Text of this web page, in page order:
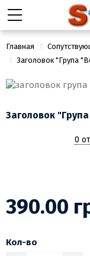
Главная
Заголовок "Група
Заголовок
0
390.00
Кол-во